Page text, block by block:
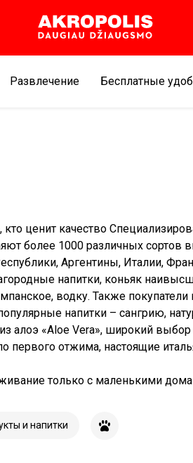
Развлечение Бесплатные
кто ценит качество
более 1000 различных сортов
Аргентины, Италии,
напитки, коньяк
водку. Также покупатели
напитки – сангрию,
алоэ «Aloe Vera», широкий
первого отжима, настоящие
только с маленькими
и напитки